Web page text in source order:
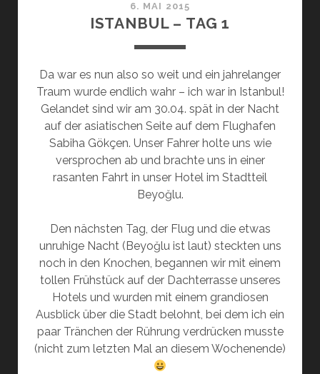
6. MAI 2015
ISTANBUL – TAG 1
Da war es nun also so weit und ein jahrelanger
Traum wurde endlich wahr – ich war in Istanbul!
Gelandet sind wir am 30.04. spät in der Nacht
auf der asiatischen Seite auf dem Flughafen
Sabiha Gökçen. Unser Fahrer holte uns wie
versprochen ab und brachte uns in einer
rasanten Fahrt in unser Hotel im Stadtteil
Beyoğlu.
Den nächsten Tag, der Flug und die etwas
unruhige Nacht (Beyoğlu ist laut) steckten uns
noch in den Knochen, begannen wir mit einem
tollen Frühstück auf der Dachterrasse unseres
Hotels und wurden mit einem grandiosen
Ausblick über die Stadt belohnt, bei dem ich ein
paar Tränchen der Rührung verdrücken musste
(nicht zum letzten Mal an diesem Wochenende)